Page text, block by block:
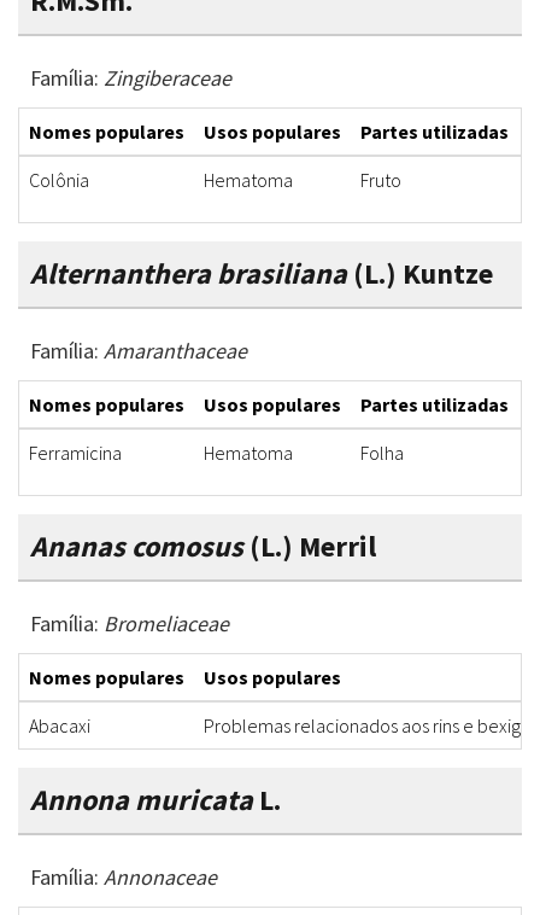
Família: Zingiberaceae
Nomes populares Usos populares Partes utilizadas
Colônia
Hematoma Fruto
Alternanthera brasiliana(L.) Kuntze
Família: Amaranthaceae
Nomes populares Usos populares Partes utilizadas
Ferramicina
Hematoma Folha
Ananas comosus(L.) Merril
Família: Bromeliaceae
Nomes populares
Usos populares
Abacaxi
Problemas relacionados aos rins e bexiga
Annona muricataL.
Família: Annonaceae